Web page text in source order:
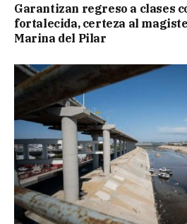
Garantizan regreso a clases
fortalecida, certeza al
Marina del Pilar